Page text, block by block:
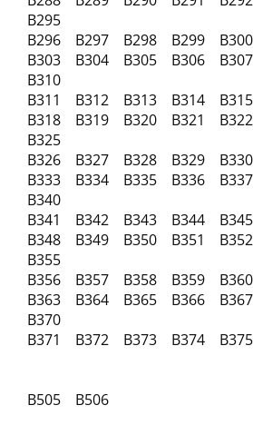
B295
B296 B297 B298 B299
B303 B304 B305 B306
B310
B311 B312 B313 B314
B318 B319 B320 B321
B325
B326 B327 B328 B329
B333 B334 B335 B336
B340
B341 B342 B343 B344
B348 B349 B350 B351
B355
B356 B357 B358 B359
B363 B364 B365 B366
B370
B371 B372 B373
B505